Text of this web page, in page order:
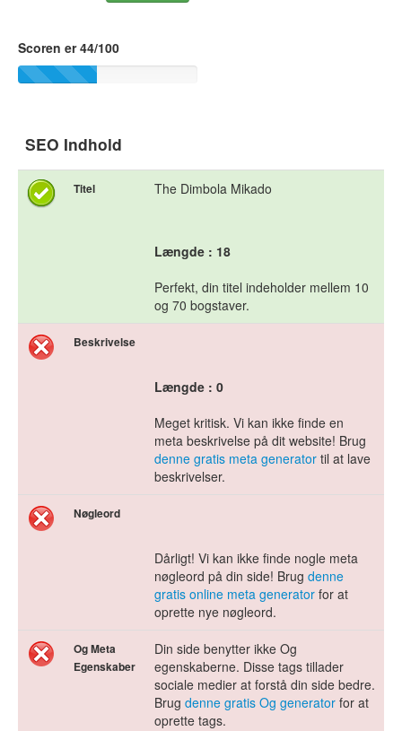
Scoren er 44/100
SEO Indhold
Titel The Dimbola Mikado
Længde : 18
Perfekt, din titel indeholder mellem 10
og 70 bogstaver.
Beskrivelse
Længde : 0
Meget kritisk. Vi kan ikke finde en
meta beskrivelse på dit website! Brug
denne gratis meta generator til at lave
beskrivelser.
Nøgleord
Dårligt! Vi kan ikke finde nogle meta
nøgleord på din side! Brug denne
gratis online meta generator for at
oprette nye nøgleord.
Og Meta
Egenskaber
Din side benytter ikke Og
egenskaberne. Disse tags tillader
sociale medier at forstå din side bedre.
Brug denne gratis Og generator for at
oprette tags.